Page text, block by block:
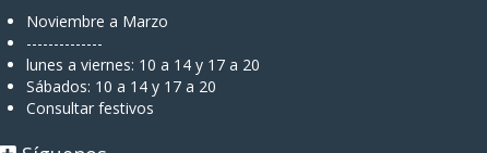
Noviembre a Marzo
--------------
lunes a viernes: 10 a 14 y 17 a 20
Sábados: 10 a 14 y 17 a 20
Consultar festivos